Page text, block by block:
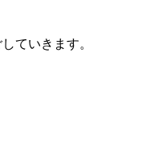
ていきます。